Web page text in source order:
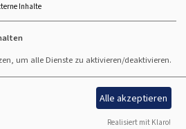
- anschließend
Inhalte
um alle Dienste zu aktivieren/deaktivieren.
Alle akzeptieren
Realisiert mit Klaro!